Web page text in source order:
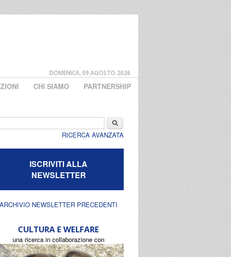
DOMENICA, 09 AGOSTO 2026
CHI SIAMO PARTNERSHIP
Cerca
RICERCA AVANZATA
ISCRIVITI ALLA
NEWSLETTER
ARCHIVIO NEWSLETTER PRECEDENTI
CULTURA E WELFARE
una ricerca in collaborazione con